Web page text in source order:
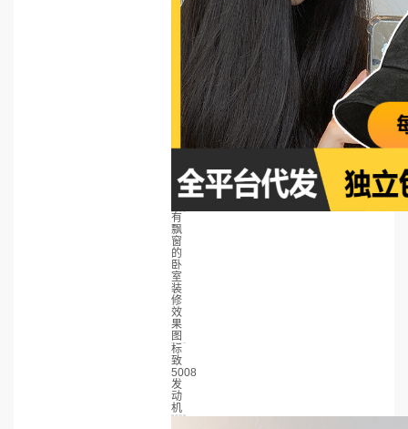
有
飘
窗
的
卧
室
装
修
效
果
图
标
致
5008
发
动
机